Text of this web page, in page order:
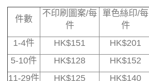
件數
不印刷圖案/每
件
單色絲印/每
件
1-4件
HK$151 HK$201
5-10件
HK$128 HK$152
11-29件
HK$125 HK$140